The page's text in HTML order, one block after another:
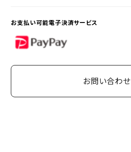
お支払い可能電子決済サービス
PayPay
お問い合わせ